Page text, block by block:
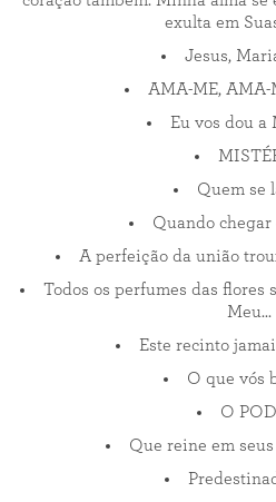
exulta em
Jesus,
AMA-ME, AMA-
Eu vos dou a
Quem se
Quando chegar
A perfeição da união
Todos os perfumes das flores
Meu...
Este recinto
O que vós
O
Que reine em